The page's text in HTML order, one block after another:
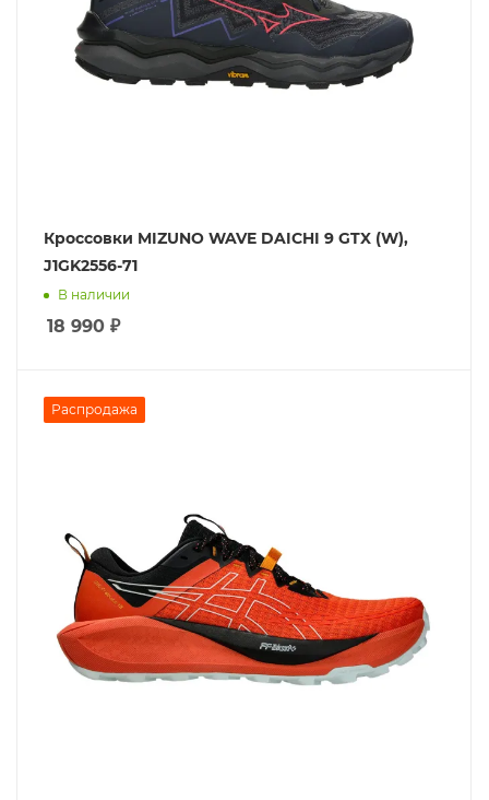
Кроссовки MIZUNO WAVE DAICHI 9 GTX (W),
J1GK2556-71
В наличии
18 990 ₽
Распродажа